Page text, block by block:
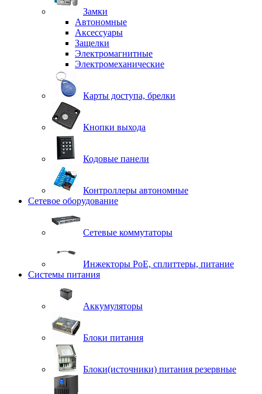
Замки
Автономные
Аксессуары
Защелки
Электромагнитные
Электромеханические
Карты доступа, брелки
Кнопки выхода
Кодовые панели
Контроллеры автономные
Сетевое оборудование
Сетевые коммутаторы
Инжекторы РоЕ, сплиттеры, питание
Системы питания
Аккумуляторы
Блоки питания
Блоки(источники) питания резервные